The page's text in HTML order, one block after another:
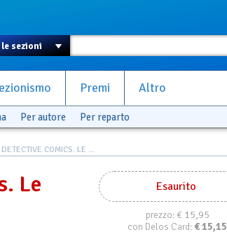
Premi Altro
Per autore Per reparto
COMICS. LE ...
Esaurito
prezzo:€ 15,95
con Delos Card: €15,15
Le